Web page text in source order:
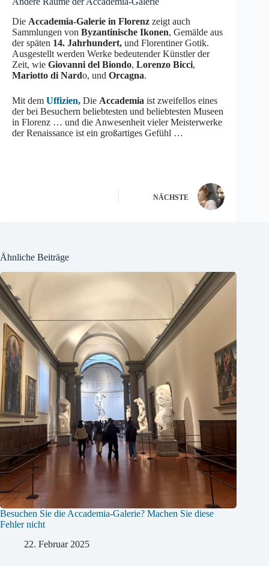
Die Accademia-Galerie in Florenz zeigt auch
Sammlungen von Byzantinische Ikonen, Gemälde aus
der späten 14. Jahrhundert, und Florentiner Gotik.
Ausgestellt werden Werke bedeutender Künstler der
Zeit, wie Giovanni del Biondo, Lorenzo Bicci,
Mariotto di Nardo, und Orcagna.
Mit dem Uffizien, Die Accademia ist zweifellos eines
der bei Besuchern beliebtesten und beliebtesten Museen
in Florenz … und die Anwesenheit vieler Meisterwerke
der Renaissance ist ein großartiges Gefühl …
NÄCHSTE
Ähnliche Beiträge
Besuchen Sie die Accademia-Galerie? Machen Sie diese
Fehler nicht
22. Februar 2025